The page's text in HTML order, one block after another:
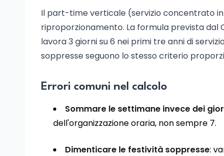
Il part-time verticale (servizio concentrato
riproporzionamento. La formula prevista dal
lavora 3 giorni su 6 nei primi tre anni di
soppresse seguono lo stesso criterio
Errori comuni nel calcolo
Sommare le settimane invece dei
dell'organizzazione oraria, non sempre 7.
Dimenticare le festività soppresse: